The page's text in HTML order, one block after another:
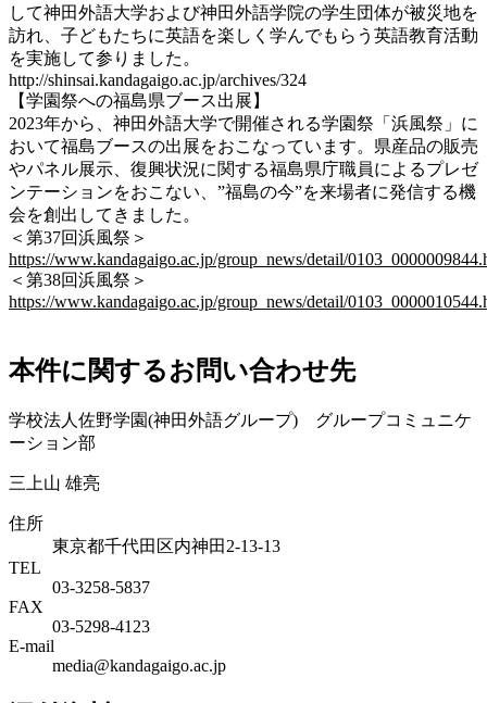
して神田外語大学および神田外語学院の学生団体が被災地を
訪れ、子どもたちに英語を楽しく学んでもらう英語教育活動
を実施して参りました。
http://shinsai.kandagaigo.ac.jp/archives/324
【学園祭への福島県ブース出展】
2023年から、神田外語大学で開催される学園祭「浜風祭」に
おいて福島ブースの出展をおこなっています。県産品の販売
やパネル展示、復興状況に関する福島県庁職員によるプレゼ
ンテーションをおこない、”福島の今”を来場者に発信する機
会を創出してきました。
＜第37回浜風祭＞
https://www.kandagaigo.ac.jp/group_news/detail/
＜第38回浜風祭＞
https://www.kandagaigo.ac.jp/group_news/detail/
本件に関するお問い合わせ先
学校法人佐野学園(神田外語グループ) グループコミュニケ
ーション部
三上山 雄亮
住所
東京都千代田区内神田2-13-13
TEL
03-3258-5837
FAX
03-5298-4123
E-mail
media@kandagaigo.ac.jp